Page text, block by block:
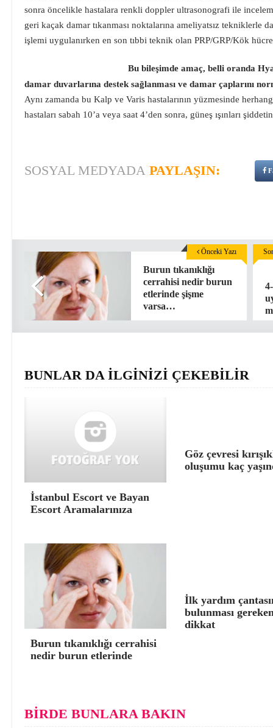
sonra öncelikle hastalara renkli doppler ultrasonografi ile
geri kaçak damar tıkanması noktalarına ameliyatsız tekniklerle
işlemi uygulanırken en son tıbbi teknik olan PRP/GRP/Kök
Bu bileşimde amaç, belli oranda
damar duvarlarına destek sağlanması ve damar çaplarını
Aynı zamanda bu Kalp ve Varis hastalarının yüzmesinde
hastaları sabah 10’a veya saat 4’den sonra, güneş ışınları
SOSYAL MEDYADA PAYLAŞIN:
Burun tıkanıklığı
cerrahisi nedir burun
etlerinde şişme
varsa…
Önceki Yazı
BUNLAR DA İLGİNİZİ ÇEKEBİLİR
İstanbul Escort ve Bayan
Escort Aramalarınıza
Göz çevresi
oluşumu kaç
Burun tıkanıklığı cerrahisi
nedir burun etlerinde
İlk yardım
bulunması
dikkat
BİRDE BUNLARA BAKIN